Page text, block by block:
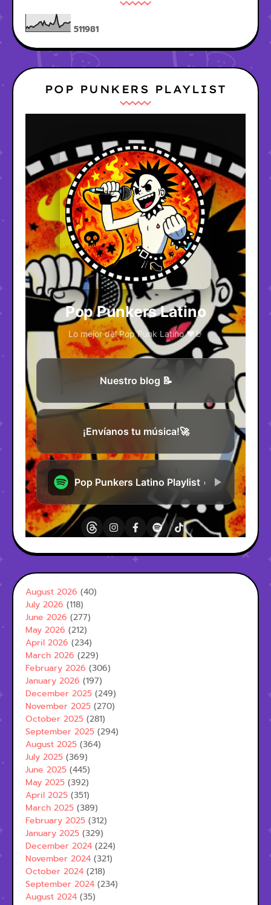
511981
POP PUNKERS PLAYLIST
August 2026 (40)
July 2026 (118)
June 2026 (277)
May 2026 (212)
April 2026 (234)
March 2026 (229)
February 2026 (306)
January 2026 (197)
December 2025 (249)
November 2025 (270)
October 2025 (281)
September 2025 (294)
August 2025 (364)
July 2025 (369)
June 2025 (445)
May 2025 (392)
April 2025 (351)
March 2025 (389)
February 2025 (312)
January 2025 (329)
December 2024 (224)
November 2024 (321)
October 2024 (218)
September 2024 (234)
August 2024 (35)